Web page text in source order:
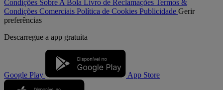
Condições Sobre A Bola Livro de Reclamações Termos &
Condições Comerciais Política de Cookies Publicidade Gerir
preferências
Descarregue a app gratuita
Google Play App Store